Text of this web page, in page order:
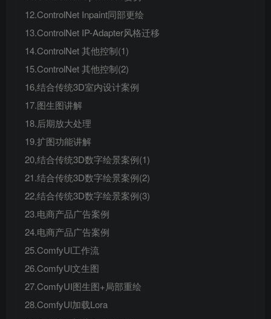
12.ControlNet Inpaint同部更绘
13.ControlNet IP-Adapter风格迁移
14.ControlNet 其他控制(1)
15.ControlNet 其他控制(2)
16,结合传统3D室内设计案例
17.图生图讲解
18.后期放大处理
19.扩图功能讲解
20,结合传统3D数字绘景案例(1)
21.结合传统3D数字绘景案例(2)
22,结合传统3D数字绘景案例(3)
23.电商产品广告案例
24.电商产品广告案例
25.ComfyUl工作流
26.ComfyUl文生图
27.ComfyUI图生图+局部重绘
28.ComfyUl加载Lora